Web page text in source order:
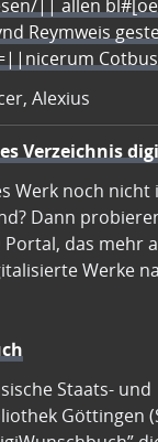
|| allen
Reymweis
Alexius
Verzeichnis
Werk noch nicht
Dann
das mehr
Werke
Staats- und
Göttingen